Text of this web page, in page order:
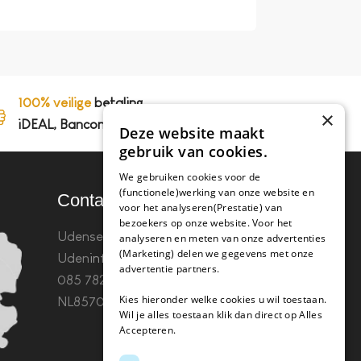
100% veiligebetaling,
iDEAL, Bancontact en op rekening
Contact
Udenseweg 8B 5405 PA
Udeninfo(@)koffie-tabletten.nlTel.
085 782 5578KvK 67529623 Btw:
NL857053759B01
×
Deze website maakt
gebruik van cookies.
We gebruiken cookies voor de
(functionele)werking van onze website en
voor het analyseren(Prestatie) van
bezoekers op onze website. Voor het
analyseren en meten van onze advertenties
(Marketing) delen we gegevens met onze
advertentie partners.
Kies hieronder welke cookies u wil toestaan.
Wil je alles toestaan klik dan direct op Alles
Accepteren.